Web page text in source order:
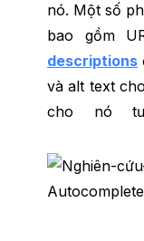
nó. Một số
bao gồm
descriptions
và alt text
cho nó